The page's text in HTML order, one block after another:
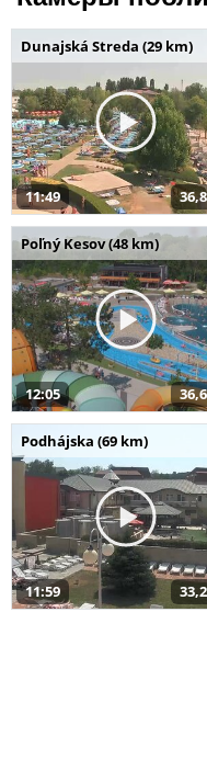
Dunajská Streda (29 km)
11:49
Poľný Kesov (48 km)
12:05
Podhájska (69 km)
11:59